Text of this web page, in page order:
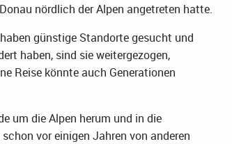
nördlich der Alpen angetreten hatte.
günstige Standorte gesucht und
haben, sind sie weitergezogen,
Reise könnte auch Generationen
um die Alpen herum und in die
vor einigen Jahren von anderen